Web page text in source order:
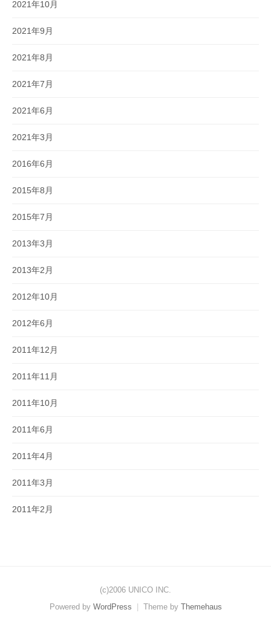
2021年10月
2021年9月
2021年8月
2021年7月
2021年6月
2021年3月
2016年6月
2015年8月
2015年7月
2013年3月
2013年2月
2012年10月
2012年6月
2011年12月
2011年11月
2011年10月
2011年6月
2011年4月
2011年3月
2011年2月
(c)2006 UNICO INC.
Powered by WordPress Theme by Themehaus